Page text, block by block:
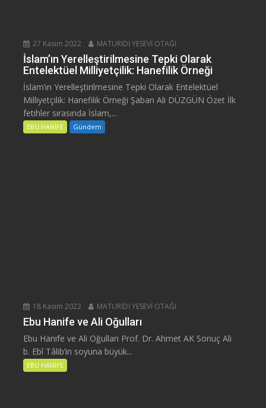
27 Kasım 2022 MATURİDİ YESEVİ OTAĞI
İslam’ın Yerelleştirilmesine Tepki Olarak
Entelektüel Milliyetçilik: Hanefilik Örneği
İslam’ın Yerelleştirilmesine Tepki Olarak Entelektüel
Milliyetçilik: Hanefilik Örneği Şaban Ali DÜZGÜN Özet İlk
fetihler sırasında İslam,...
EBU HANİFE Gündem
18 Kasım 2022 MATURİDİ YESEVİ OTAĞI
Ebu Hanife ve Ali Oğulları
Ebu Hanife ve Ali Oğulları Prof. Dr. Ahmet AK Sonuç Ali
b. Ebî Tâlib’in soyuna büyük...
EBU HANİFE